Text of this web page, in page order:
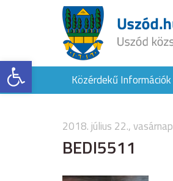
Eszköztár megnyitásaKözérdekű Információk
2018. július 22., vasárnap
BEDI5511